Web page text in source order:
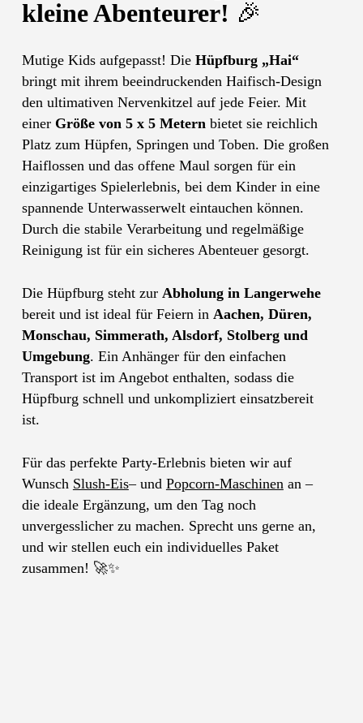
kleine Abenteurer! 🎉
Mutige Kids aufgepasst! Die Hüpfburg „Hai“
bringt mit ihrem beeindruckenden Haifisch-Design
den ultimativen Nervenkitzel auf jede Feier. Mit
einer Größe von 5 x 5 Metern bietet sie reichlich
Platz zum Hüpfen, Springen und Toben. Die großen
Haiflossen und das offene Maul sorgen für ein
einzigartiges Spielerlebnis, bei dem Kinder in eine
spannende Unterwasserwelt eintauchen können.
Durch die stabile Verarbeitung und regelmäßige
Reinigung ist für ein sicheres Abenteuer gesorgt.
Die Hüpfburg steht zur Abholung in Langerwehe
bereit und ist ideal für Feiern in Aachen, Düren,
Monschau, Simmerath, Alsdorf, Stolberg und
Umgebung. Ein Anhänger für den einfachen
Transport ist im Angebot enthalten, sodass die
Hüpfburg schnell und unkompliziert einsatzbereit
ist.
Für das perfekte Party-Erlebnis bieten wir auf
Wunsch Slush-Eis– und Popcorn-Maschinen an –
die ideale Ergänzung, um den Tag noch
unvergesslicher zu machen. Sprecht uns gerne an,
und wir stellen euch ein individuelles Paket
zusammen! 🚀✨